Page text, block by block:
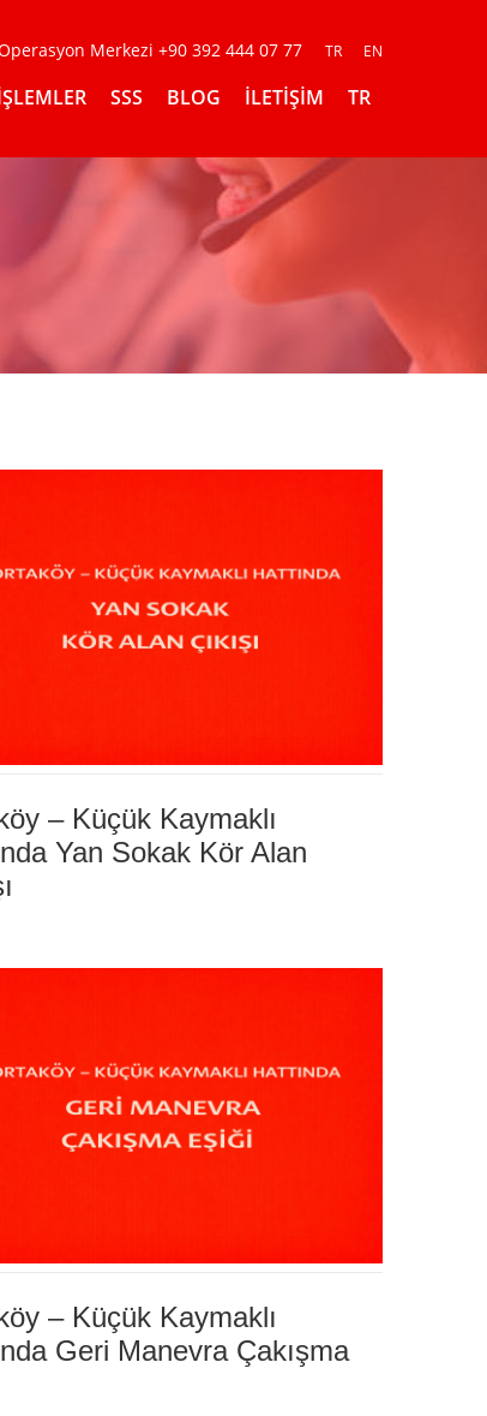
Merkezi +90 392 444 07 77 TR EN
SSS BLOG İLETİŞİM TR
– Küçük Kaymaklı
Yan Sokak Kör Alan
– Küçük Kaymaklı
Geri Manevra Çakışma